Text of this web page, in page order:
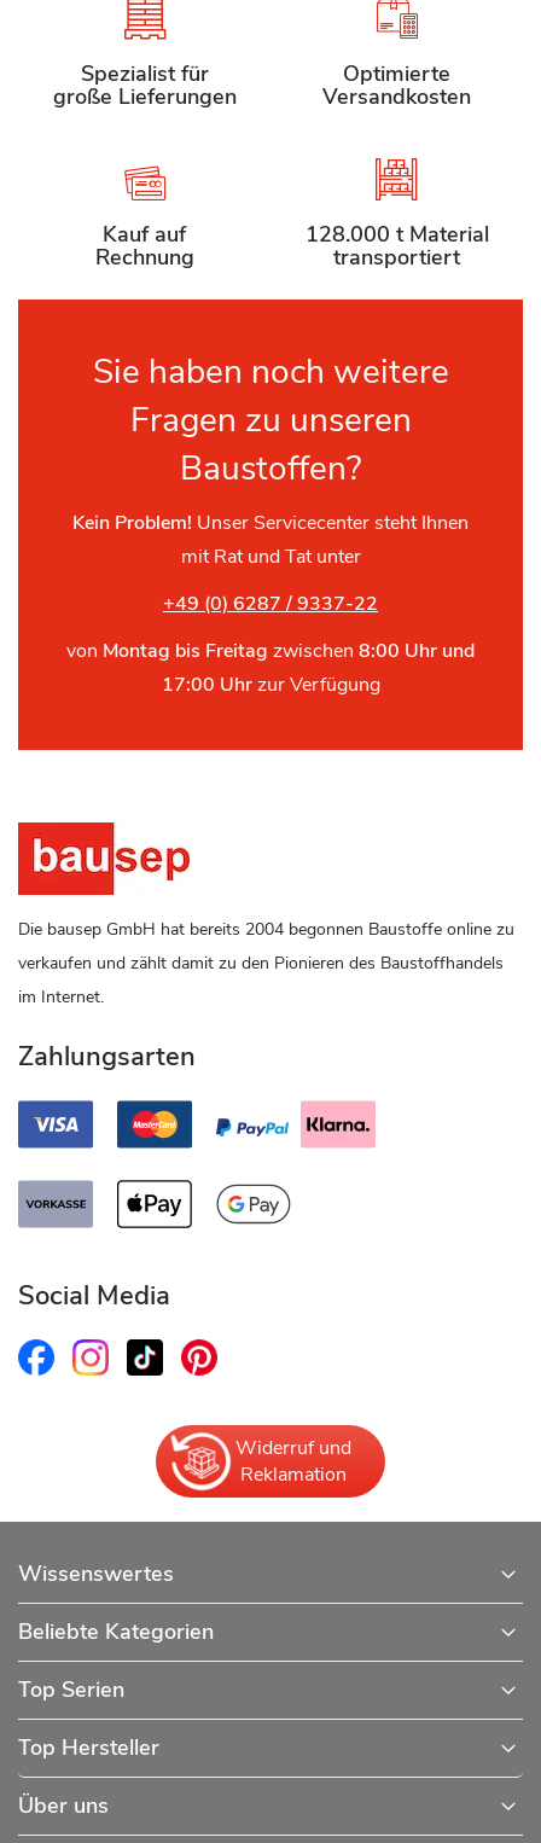
Spezialist für
große Lieferungen
Optimierte
Versandkosten
Kauf auf
Rechnung
128.000 t Material
transportiert
Sie haben noch weitere
Fragen zu unseren
Baustoffen?
Kein Problem! Unser Servicecenter steht Ihnen
mit Rat und Tat unter
+49 (0) 6287 / 9337-22
von Montag bis Freitag zwischen 8:00 Uhr und
17:00 Uhrzur Verfügung
Die bausep GmbH hat bereits 2004 begonnen Baustoffe online zu
verkaufen und zählt damit zu den Pionieren des Baustoffhandels
im Internet.
Zahlungsarten
Social Media
Widerruf und
Reklamation
Wissenswertes
Beliebte Kategorien
Top Serien
Top Hersteller
Über uns